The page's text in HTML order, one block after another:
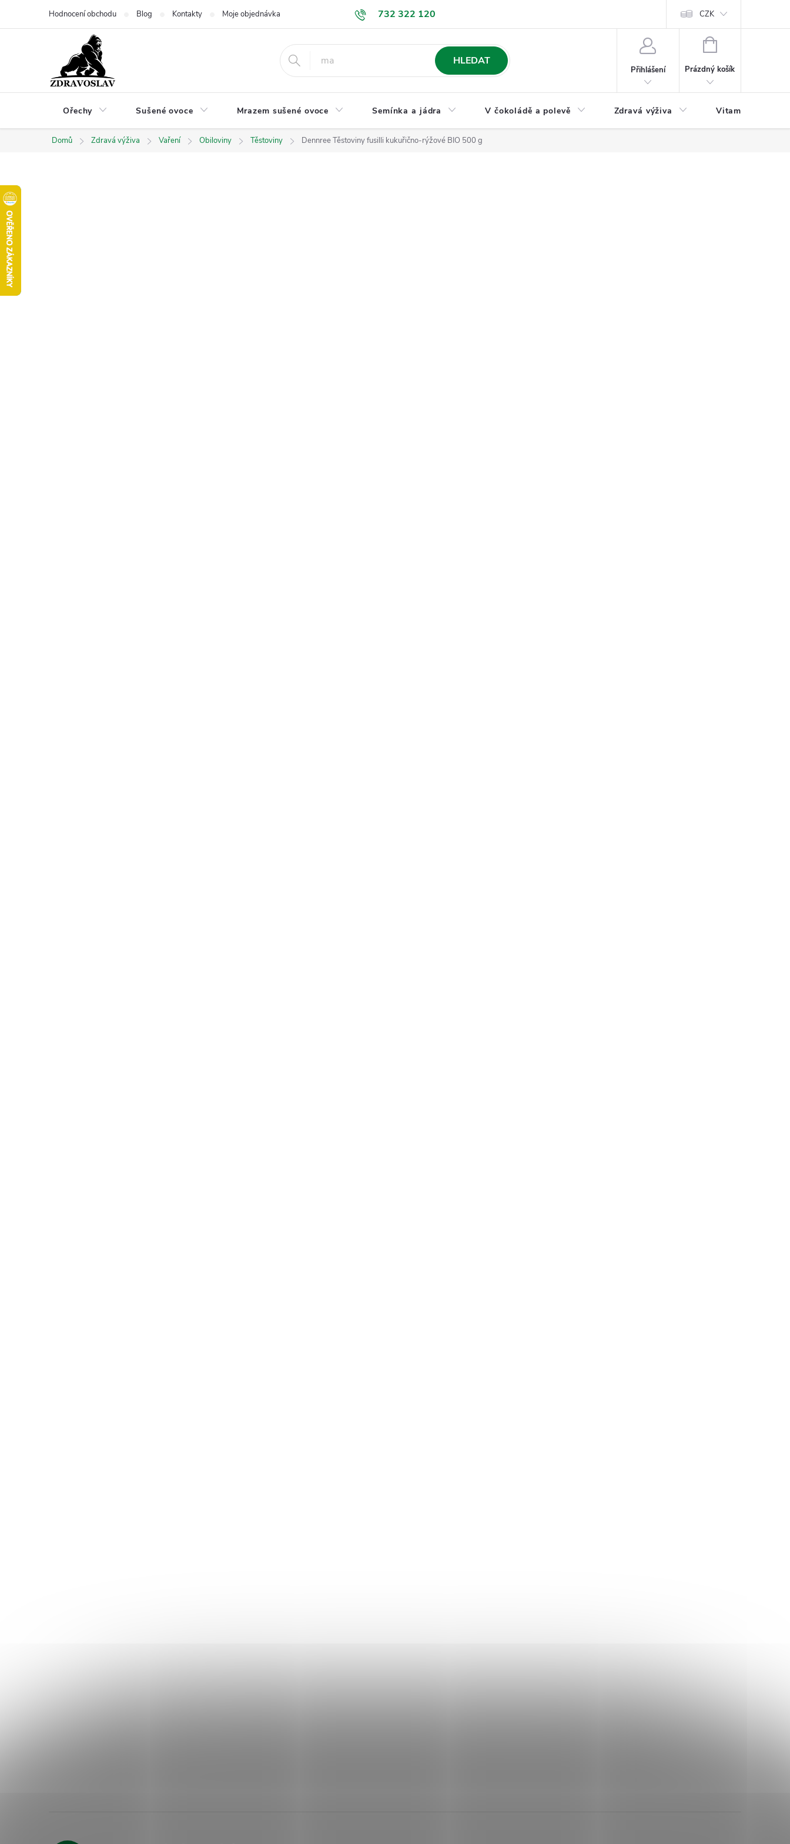
732 322 120
Hodnocení obchodu Blog Kontakty Moje objednávka GDPR a ochrana osobních údajů Jak nakupovat Formulář pro odstoupení od
CZK
HLEDAT
Přihlášení
NÁKUPNÍ
Prázdný košík
Ořechy Sušené ovoce Mrazem sušené ovoce Semínka a jádra V čokoládě a polevě Zdravá výživa Vitamíny a
Domů Zdravá výživa Vaření Obiloviny Těstoviny Dennree Těstoviny fusilli kukuřično-rýžové BIO 500 g